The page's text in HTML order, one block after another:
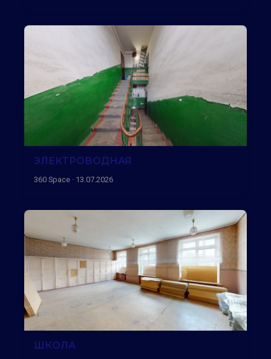
ЭЛЕКТРОВОДНАЯ
360 Space · 13.07.2026
ШКОЛА